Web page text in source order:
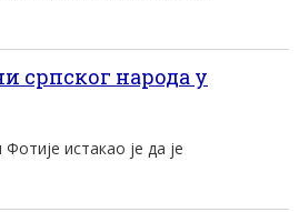
српског народа у
истакао је да је